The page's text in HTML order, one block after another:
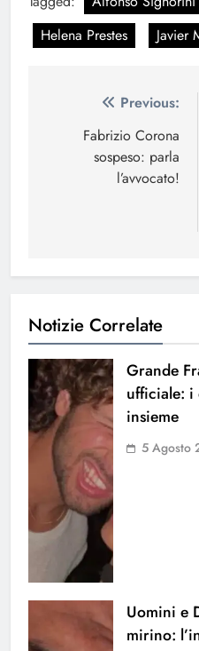
Helena Prestes
Javier
Navigazione
articoli
Previous:
Fabrizio Corona
sospeso: parla
l’avvocato!
Notizie Correlate
Grande
ufficiale: i
insieme
5 Agosto
Uomini e
mirino: